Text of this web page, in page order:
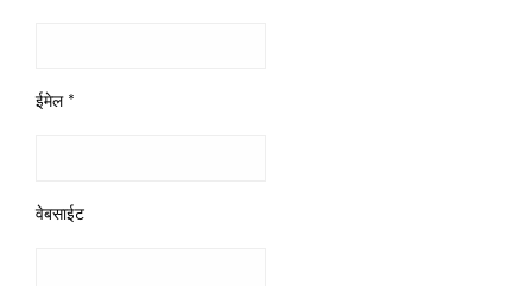
ईमेल *
वेबसाईट